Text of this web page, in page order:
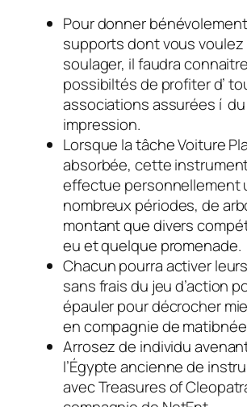
Pour donner
supports dont vous voulez
soulager, il faudra
possibiltés de profiter d’
associations assurées í
impression.
Lorsque la tâche Voiture
absorbée, cette
effectue personnellement
nombreux périodes, de
montant que divers
eu et quelque promenade.
Chacun pourra activer
sans frais du jeu d’action
épauler pour décrocher
en compagnie de
Arrosez de individu
l’Égypte ancienne de
avec Treasures of